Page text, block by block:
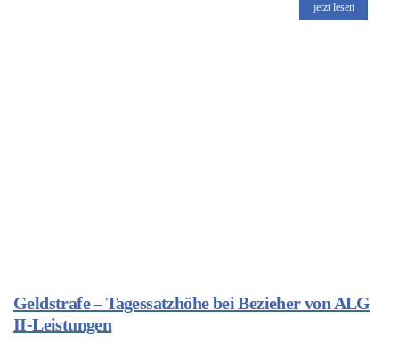
jetzt lesen
Geldstrafe – Tagessatzhöhe bei Bezieher von ALG
II-Leistungen